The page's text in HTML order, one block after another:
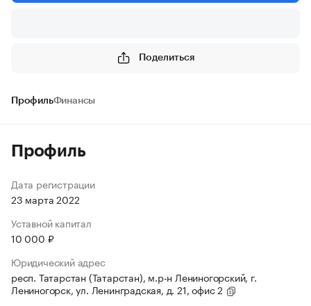
Поделиться
ПрофильФинансы
Профиль
Дата регистрации
23 марта 2022
Уставной капитал
10 000 ₽
Юридический адрес
респ. Татарстан (Татарстан), м.р-н Лениногорский, г.
Лениногорск, ул. Ленинградская, д. 21, офис 2